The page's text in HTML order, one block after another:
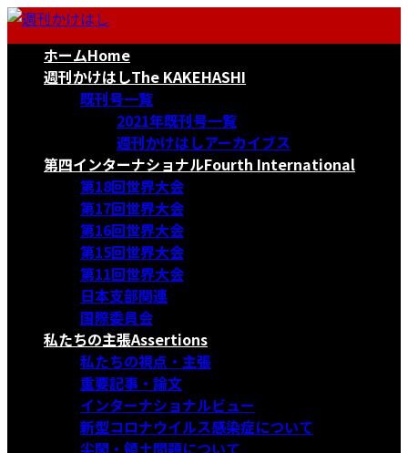
コ
ナ
ホームHome
週刊かけはしThe KAKEHASHI
既刊号一覧
2021年既刊号一覧
週刊かけはしアーカイブス
第四インターナショナルFourth International
第18回世界大会
第17回世界大会
第16回世界大会
第15回世界大会
第11回世界大会
日本支部関連
国際委員会
私たちの主張Assertions
私たちの視点・主張
重要記事・論文
インターナショナルビュー
新型コロナウイルス感染症について
尖閣・領土問題について